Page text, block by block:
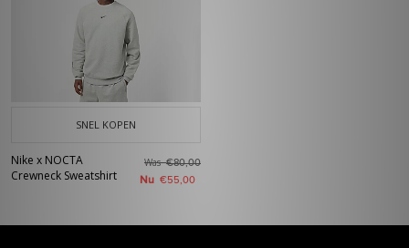
SNEL KOPEN
Nike x NOCTA
Crewneck Sweatshirt
Was€80,00
Nu €55,00